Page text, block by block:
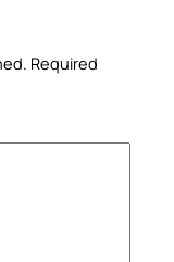
Required